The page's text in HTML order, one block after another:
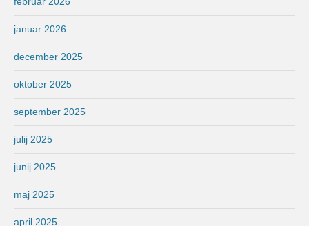
januar 2026
december 2025
oktober 2025
september 2025
julij 2025
junij 2025
maj 2025
april 2025